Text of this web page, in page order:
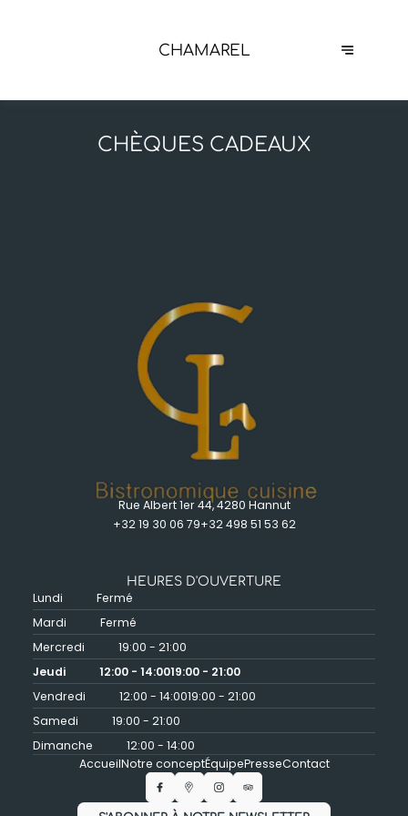
CHAMAREL
CHÈQUES CADEAUX
Rue Albert 1er 44, 4280 Hannut
+32 19 30 06 79+32 498 51 53 62
HEURES D'OUVERTURE
Lundi
Fermé
Mardi
Fermé
Mercredi
19:00 - 21:00
Jeudi
12:00 - 14:0019:00 - 21:00
Vendredi
12:00 - 14:0019:00 - 21:00
Samedi
19:00 - 21:00
Dimanche
12:00 - 14:00
AccueilNotre conceptÉquipePresseContact